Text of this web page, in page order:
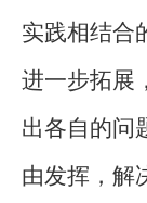
实践相结合
进一步拓展
出各自的问
由发挥，解